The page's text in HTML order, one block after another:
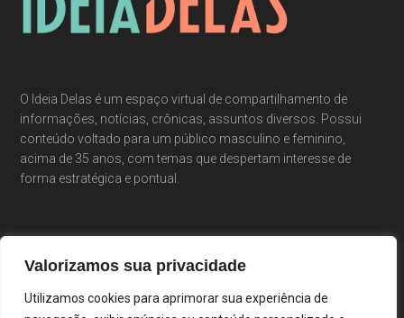
Valorizamos sua privacidade
Utilizamos cookies para aprimorar sua experiência de
O Ideia Delas é um espaço virtual de compartilhamento de
informações, notícias, crônicas, assuntos diversos. Possui
conteúdo voltado para um público masculino e feminino,
acima de 35 anos, com temas que despertam interesse de
forma estratégica e pontual.